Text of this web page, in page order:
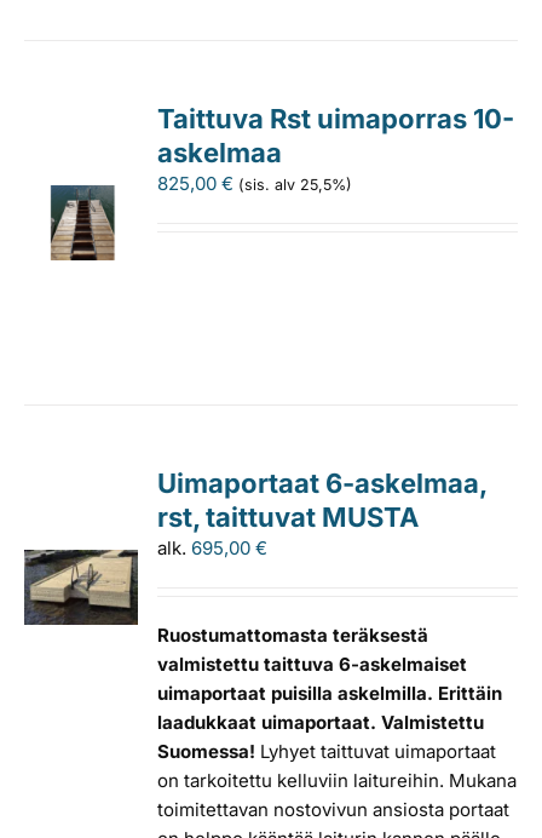
Taittuva Rst uimaporras 10-
askelmaa
825,00€ (sis. alv 25,5%)
Uimaportaat 6-askelmaa,
rst, taittuvat MUSTA
alk. 695,00€
Ruostumattomasta teräksestä
valmistettu taittuva 6-askelmaiset
uimaportaat puisilla askelmilla. Erittäin
laadukkaat uimaportaat. Valmistettu
Suomessa! Lyhyet taittuvat uimaportaat
on tarkoitettu kelluviin laitureihin. Mukana
toimitettavan nostovivun ansiosta portaat